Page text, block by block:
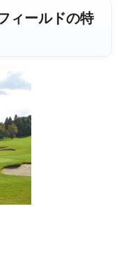
ィールドの特